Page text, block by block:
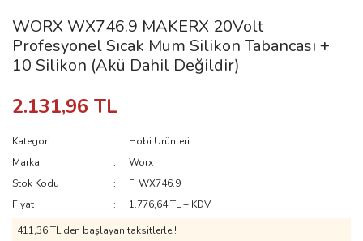
WORX WX746.9 MAKERX 20Volt
Profesyonel Sıcak Mum Silikon Tabancası +
10 Silikon (Akü Dahil Değildir)
2.131,96 TL
Kategori
Hobi Ürünleri
Marka
Worx
Stok Kodu
F_WX746.9
Fiyat
1.776,64 TL + KDV
411,36 TL den başlayan taksitlerle!!